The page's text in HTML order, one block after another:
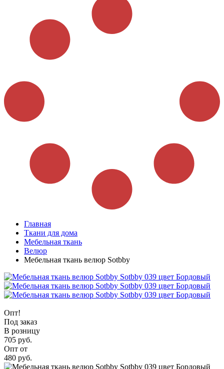
Главная
Ткани для дома
Мебельная ткань
Велюр
Мебельная ткань велюр Sotbby
Опт!
Под заказ
В розницу
705 руб.
Опт от
480 руб.